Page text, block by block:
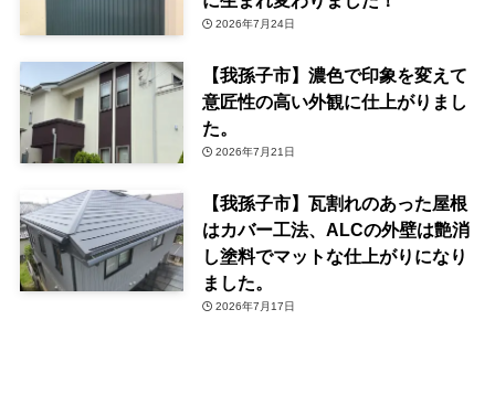
2026年7月24日
【我孫子市】濃色で印象を変えて
意匠性の高い外観に仕上がりまし
た。
2026年7月21日
【我孫子市】瓦割れのあった屋根
はカバー工法、ALCの外壁は艶消
し塗料でマットな仕上がりになり
ました。
2026年7月17日